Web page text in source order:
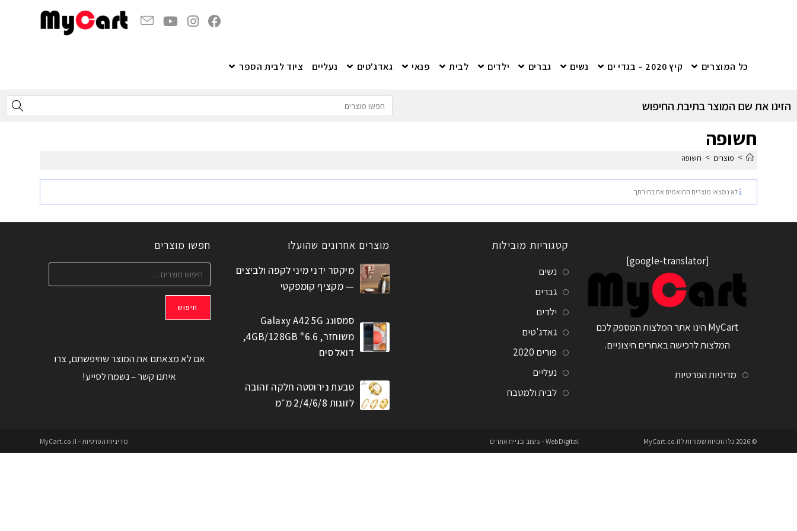
כל המוצרים קיץ 2020 – בגדי ים נשים גברים ילדים לבית פנאי גאדג'טים נעליים ציוד לבית הספר
הזינו את שם המוצר בתיבת החיפוש
חשופה
> מוצרים > חשופה
לא נמצאו מוצרים התואמים את בחירתך.
[google-translator]
MyCart הינו אתר המלצות המספק לכם
המלצות לרכישה באתרים חיצוניים.
מדיניות הפרטיות
קטגוריות מובילות
נשים
גברים
ילדים
גאדג'טים
פורים 2020
נעליים
לבית ולמטבח
מוצרים אחרונים שהועלו
מיקסר ידני מיני לקפה ולביצים
— מקציף קומפקטי
סמסונג Galaxy A42 5G
משוחזר, 6.6" 4GB/128GB,
דואל סים
טבעת נירוסטה חלקה זהובה
לזוגות 2/4/6/8 מ״מ
חפשו מוצרים
חיפוש
אם לא מצאתם את המוצר שחיפשתם, צרו
איתנו קשר – נשמח לסייע!
מדיניות הפרטיות – MyCart.co.il © 2026 כל הזכויות שמורות ל MyCart.co.il
WebDigital- עיצוב ובניית אתרים